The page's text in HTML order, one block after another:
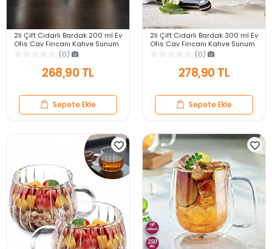
2li Çift Cidarlı Bardak 200 ml Ev
Ofis Çay Fincanı Kahve Sunum
Bardağı Dayanıklı Kupa Cam
(0)
268,90 TL
Sepete Ekle
2li Çift Cidarlı Bardak 300 ml Ev
Ofis Çay Fincanı Kahve Sunum
Bardağı Dayanıklı Kupa Cam
(0)
278,90 TL
Sepete Ekle